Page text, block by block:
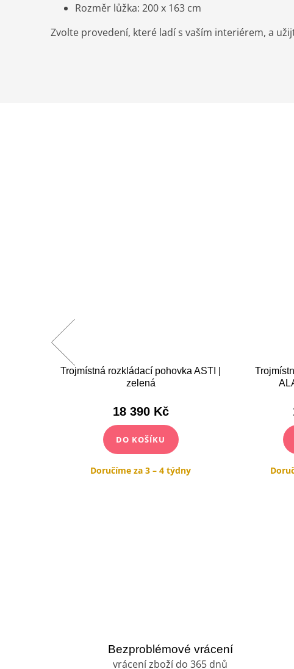
Rozměr lůžka: 200 x 163 cm
Zvolte provedení, které ladí s vaším interiérem, a
Trojmístná rozkládací pohovka ASTI |
zelená
18 390 Kč
DO KOŠÍKU
Doručíme za 3 – 4 týdny
Bezproblémové vrácení
vrácení zboží do 365 dnů